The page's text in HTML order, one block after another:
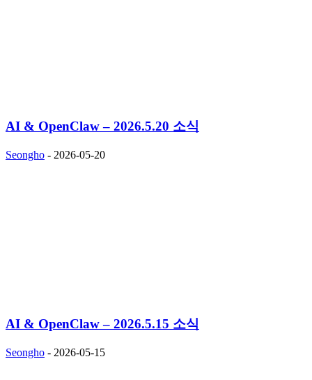
AI & OpenClaw – 2026.5.20 소식
Seongho - 2026-05-20
AI & OpenClaw – 2026.5.15 소식
Seongho - 2026-05-15